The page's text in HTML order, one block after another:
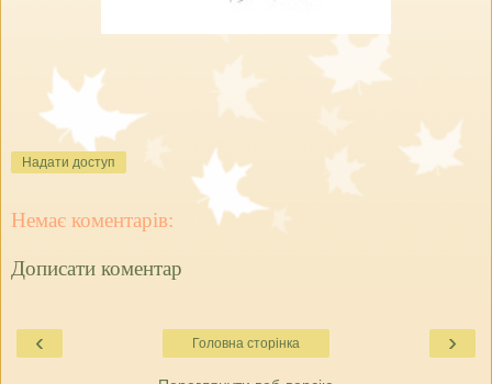
Надати доступ
Немає коментарів:
Дописати коментар
‹ ›
Головна сторінка